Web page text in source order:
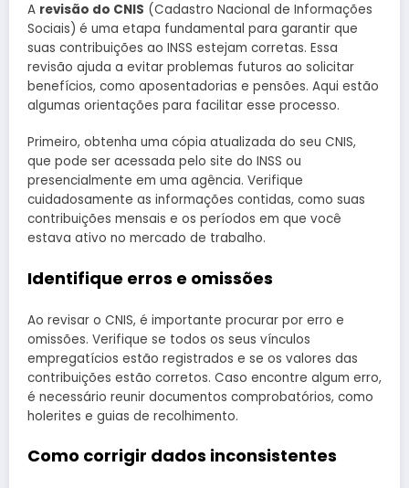
A revisão do CNIS (Cadastro Nacional de Informações
Sociais) é uma etapa fundamental para garantir que
suas contribuições ao INSS estejam corretas. Essa
revisão ajuda a evitar problemas futuros ao solicitar
benefícios, como aposentadorias e pensões. Aqui estão
algumas orientações para facilitar esse processo.
Primeiro, obtenha uma cópia atualizada do seu CNIS,
que pode ser acessada pelo site do INSS ou
presencialmente em uma agência. Verifique
cuidadosamente as informações contidas, como suas
contribuições mensais e os períodos em que você
estava ativo no mercado de trabalho.
Identifique erros e omissões
Ao revisar o CNIS, é importante procurar por erro e
omissões. Verifique se todos os seus vínculos
empregatícios estão registrados e se os valores das
contribuições estão corretos. Caso encontre algum erro,
é necessário reunir documentos comprobatórios, como
holerites e guias de recolhimento.
Como corrigir dados inconsistentes